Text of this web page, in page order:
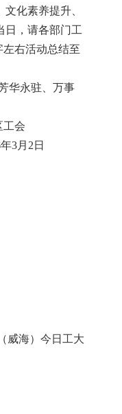
化素养提升、
日，请各部门工
左右活动总结至
华永驻、万事
日
威海）今日工大